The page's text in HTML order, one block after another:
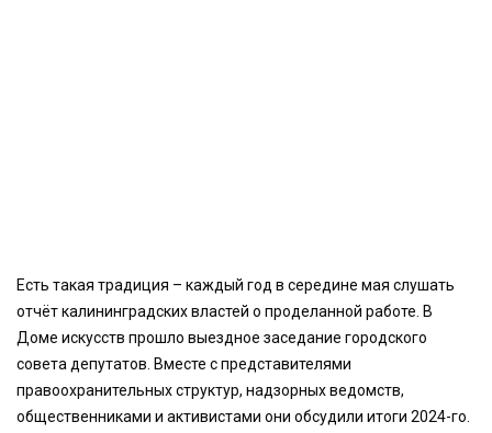
Есть такая традиция – каждый год в середине мая слушать
отчёт калининградских властей о проделанной работе. В
Доме искусств прошло выездное заседание городского
совета депутатов. Вместе с представителями
правоохранительных структур, надзорных ведомств,
общественниками и активистами они обсудили итоги 2024-го.